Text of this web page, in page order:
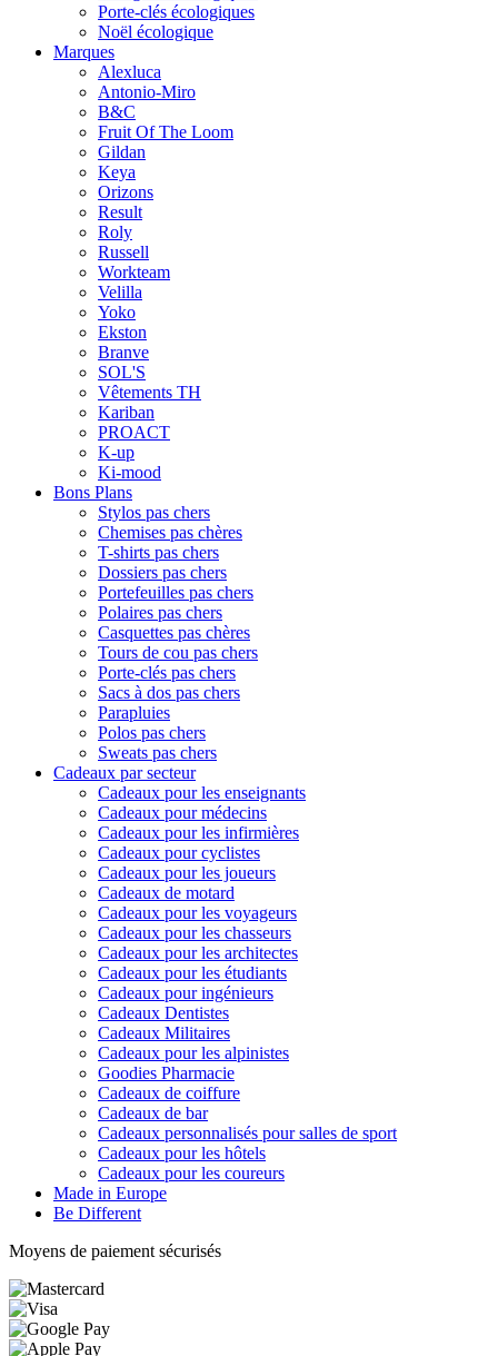
Porte-clés écologiques
Noël écologique
Marques
Alexluca
Antonio-Miro
B&C
Fruit Of The Loom
Gildan
Keya
Orizons
Result
Roly
Russell
Workteam
Velilla
Yoko
Ekston
Branve
SOL'S
Vêtements TH
Kariban
PROACT
K-up
Ki-mood
Bons Plans
Stylos pas chers
Chemises pas chères
T-shirts pas chers
Dossiers pas chers
Portefeuilles pas chers
Polaires pas chers
Casquettes pas chères
Tours de cou pas chers
Porte-clés pas chers
Sacs à dos pas chers
Parapluies
Polos pas chers
Sweats pas chers
Cadeaux par secteur
Cadeaux pour les enseignants
Cadeaux pour médecins
Cadeaux pour les infirmières
Cadeaux pour cyclistes
Cadeaux pour les joueurs
Cadeaux de motard
Cadeaux pour les voyageurs
Cadeaux pour les chasseurs
Cadeaux pour les architectes
Cadeaux pour les étudiants
Cadeaux pour ingénieurs
Cadeaux Dentistes
Cadeaux Militaires
Cadeaux pour les alpinistes
Goodies Pharmacie
Cadeaux de coiffure
Cadeaux de bar
Cadeaux personnalisés pour salles de sport
Cadeaux pour les hôtels
Cadeaux pour les coureurs
Made in Europe
Be Different
Moyens de paiement sécurisés